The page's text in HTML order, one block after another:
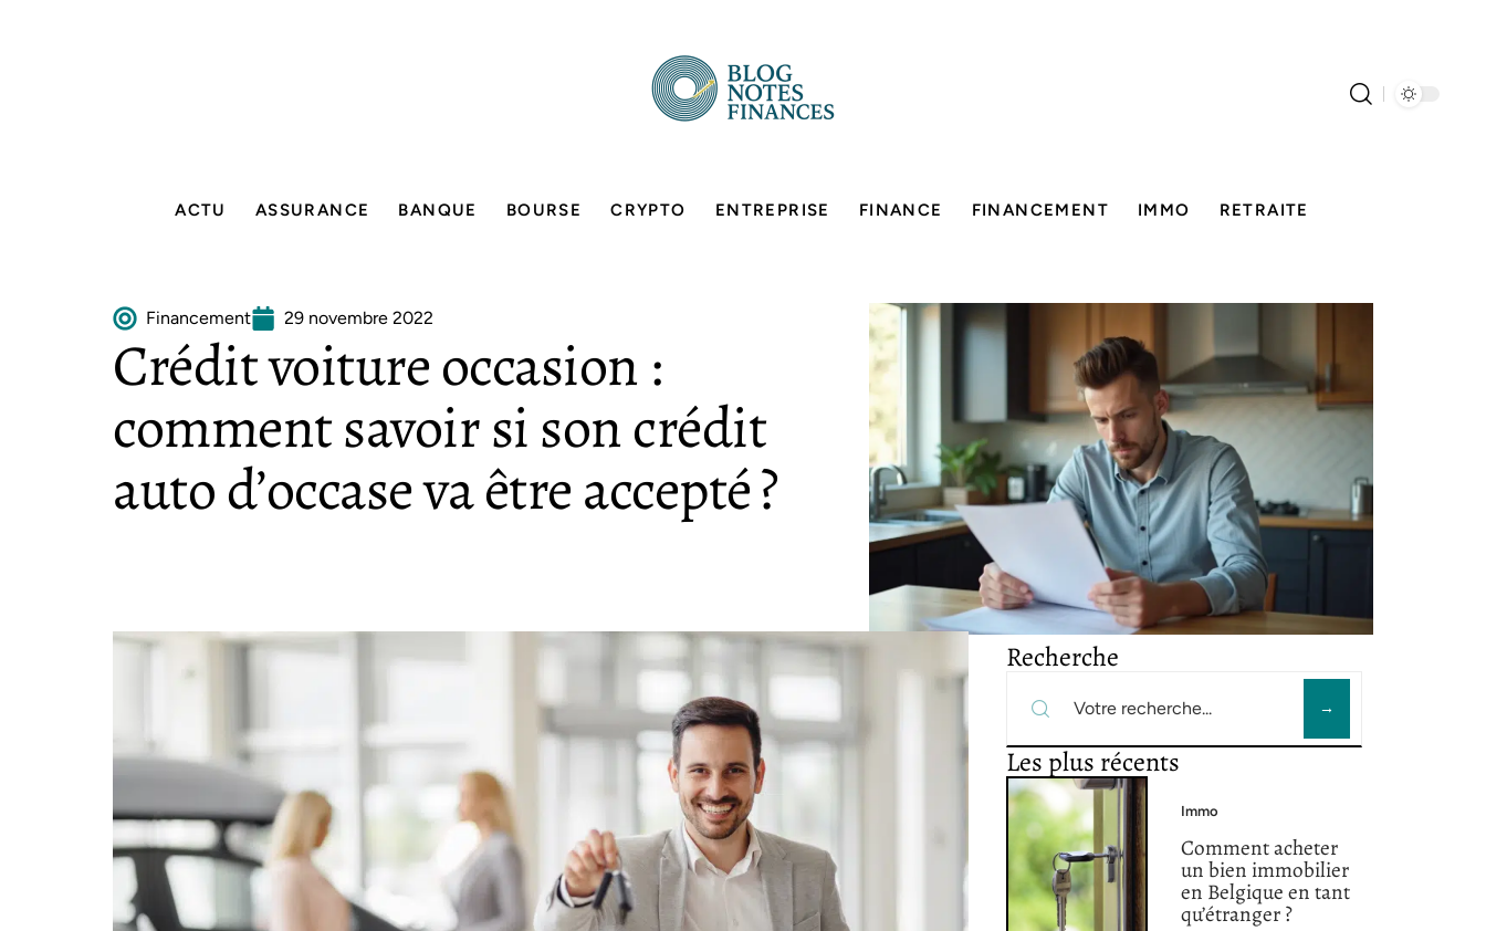
ACTU ASSURANCE BANQUE BOURSE CRYPTO ENTREPRISE FINANCE FINANCEMENT IMMO RETRAITE
Financement 29 novembre 2022
Crédit voiture occasion :
comment savoir si son crédit
auto d’occase va être accepté ?
Recherche
Les plus récents
Immo
Comment acheter
un bien immobilier
en Belgique en tant
qu’étranger ?